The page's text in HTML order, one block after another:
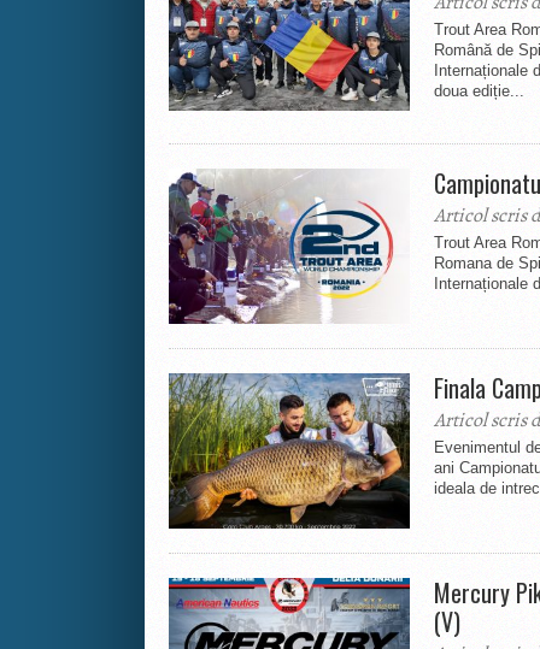
Trout Area
Română de
Internaționale
doua ediție...
Articol scris
Trout Area
Romana de
Internaționale
Finala
Articol scris
Evenimentul
ani
ideala de
Mercury
(V)